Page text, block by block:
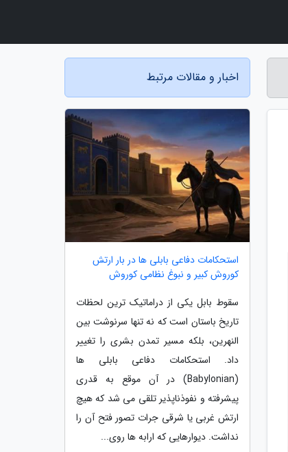
اخبار و مقالات مرتبط
استحکامات دفاعی بابلی ها در بار ارتش
کوروش کبیر و نبوغ نظامی کوروش
سقوط بابل یکی از دراماتیک ترین لحظات
تاریخ باستان است که نه تنها سرنوشت بین
النهرین، بلکه مسیر تمدن بشری را تغییر
داد. استحکامات دفاعی بابلی ها
(Babylonian) در آن موقع به قدری
پیشرفته و نفوذناپذیر تلقی می شد که هیچ
ارتش غربی یا شرقی جرات تصور فتح آن را
نداشت. دیوارهایی که ارابه ها روی...